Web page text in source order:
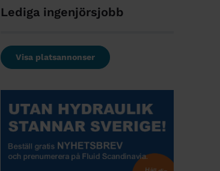
Lediga ingenjörsjobb
Visa platsannonser